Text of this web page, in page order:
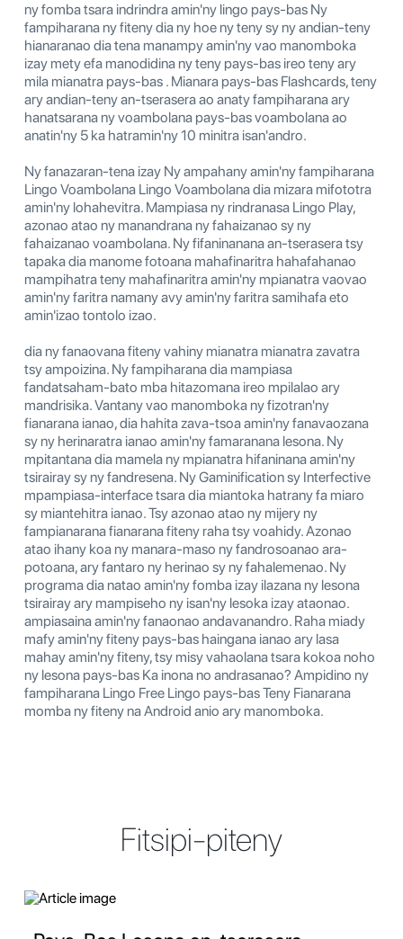
ny fomba tsara indrindra amin'ny lingo pays-bas Ny
fampiharana ny fiteny dia ny hoe ny teny sy ny andian-teny
hianaranao dia tena manampy amin'ny vao manomboka
izay mety efa manodidina ny teny pays-bas ireo teny ary
mila mianatra pays-bas . Mianara pays-bas Flashcards, teny
ary andian-teny an-tserasera ao anaty fampiharana ary
hanatsarana ny voambolana pays-bas voambolana ao
anatin'ny 5 ka hatramin'ny 10 minitra isan'andro.
Ny fanazaran-tena izay Ny ampahany amin'ny fampiharana
Lingo Voambolana Lingo Voambolana dia mizara mifototra
amin'ny lohahevitra. Mampiasa ny rindranasa Lingo Play,
azonao atao ny manandrana ny fahaizanao sy ny
fahaizanao voambolana. Ny fifaninanana an-tserasera tsy
tapaka dia manome fotoana mahafinaritra hahafahanao
mampihatra teny mahafinaritra amin'ny mpianatra vaovao
amin'ny faritra namany avy amin'ny faritra samihafa eto
amin'izao tontolo izao.
dia ny fanaovana fiteny vahiny mianatra mianatra zavatra
tsy ampoizina. Ny fampiharana dia mampiasa
fandatsaham-bato mba hitazomana ireo mpilalao ary
mandrisika. Vantany vao manomboka ny fizotran'ny
fianarana ianao, dia hahita zava-tsoa amin'ny fanavaozana
sy ny herinaratra ianao amin'ny famaranana lesona. Ny
mpitantana dia mamela ny mpianatra hifaninana amin'ny
tsirairay sy ny fandresena. Ny Gaminification sy Interfective
mpampiasa-interface tsara dia miantoka hatrany fa miaro
sy miantehitra ianao. Tsy azonao atao ny mijery ny
fampianarana fianarana fiteny raha tsy voahidy. Azonao
atao ihany koa ny manara-maso ny fandrosoanao ara-
potoana, ary fantaro ny herinao sy ny fahalemenao. Ny
programa dia natao amin'ny fomba izay ilazana ny lesona
tsirairay ary mampiseho ny isan'ny lesoka izay ataonao.
ampiasaina amin'ny fanaonao andavanandro. Raha miady
mafy amin'ny fiteny pays-bas haingana ianao ary lasa
mahay amin'ny fiteny, tsy misy vahaolana tsara kokoa noho
ny lesona pays-bas Ka inona no andrasanao? Ampidino ny
fampiharana Lingo Free Lingo pays-bas Teny Fianarana
momba ny fiteny na Android anio ary manomboka.
Fitsipi-piteny